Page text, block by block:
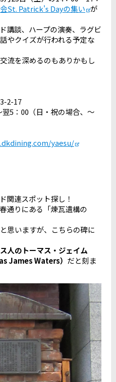
St. Patrick's Dayの集い が
講談、ハープの演奏、ラグビ
やクイズが行われる予定な
流を深めるのもありかもし
2-17
5：00（日・祝の場合、～
yaesu/
関連スポット探し！
通りにある「煉瓦遺構の
思いますが、こちらの碑に
人のトーマス・ジェイム
James Waters） だと刻ま